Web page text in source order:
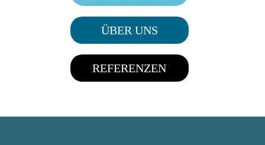
ÜBER UNS
REFERENZEN